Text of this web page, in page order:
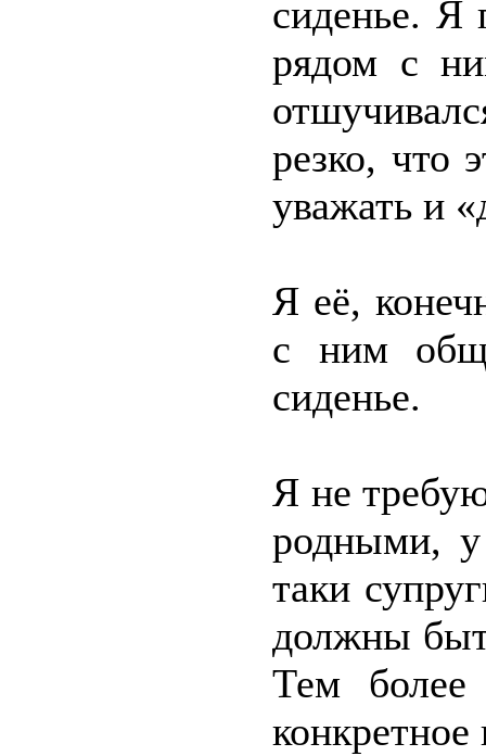
сиденье. Я
рядом с
резко, что
уважать и
Я её,
с ним
сиденье.
Я не
родными,
таки
должны
Тем более